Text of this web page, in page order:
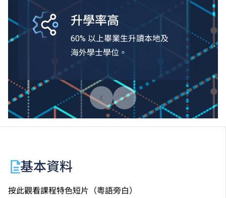
升學率高
60% 以上畢業生升讀本地及
海外學士學位。
基本資料
按此觀看課程特色短片（粵語旁白）